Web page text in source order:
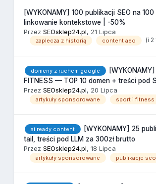
[WYKONAMY] 100 publikacji SEO na
linkowanie kontekstowe | -50%
PrzezSEOsklep24.pl, 21 Lipca
zaplecza z historią content aeo (i
domeny z ruchem google
FITNESS — TOP 10 domen + treści pod
PrzezSEOsklep24.pl, 20 Lipca
artykuły sponsorowane sport i fitness
ai ready content
[WYKONAMY] 25
tail, treści pod LLM za 300zł brutto
PrzezSEOsklep24.pl,18 Lipca
artykuły sponsorowane publikacje seo